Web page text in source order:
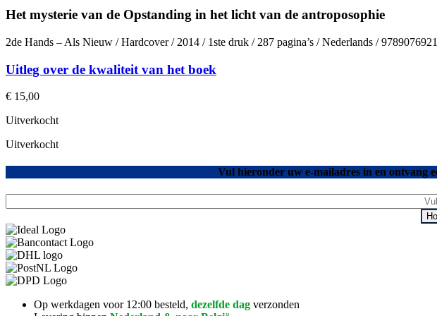
Het mysterie van de Opstanding in het licht van de antroposophie
2de Hands – Als Nieuw / Hardcover / 2014 / 1ste druk / 287 pagina’s / Nederlands /
Uitleg over de kwaliteit van het boek
€ 15,00
Uitverkocht
Uitverkocht
Vul hieronder uw e-mailadres in en ontvang
Op werkdagen voor 12:00 besteld, dezelfde dag verzonden